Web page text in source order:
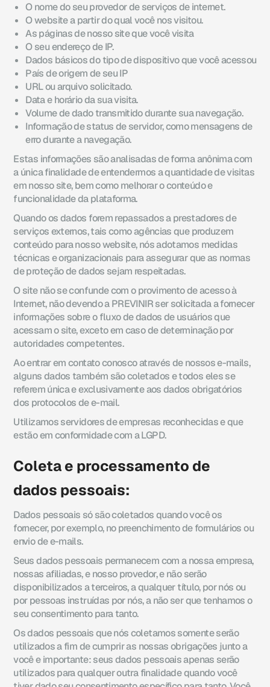
O nome do seu provedor de serviços de internet.
O website a partir do qual você nos visitou.
As páginas de nosso site que você visita
O seu endereço de IP.
Dados básicos do tipo de dispositivo que você acessou
País de origem de seu IP
URL ou arquivo solicitado.
Data e horário da sua visita.
Volume de dado transmitido durante sua navegação.
Informação de status de servidor, como mensagens de
erro durante a navegação.
Estas informações são analisadas de forma anônima com
a única finalidade de entendermos a quantidade de visitas
em nosso site, bem como melhorar o conteúdo e
funcionalidade da plataforma.
Quando os dados forem repassados a prestadores de
serviços externos, tais como agências que produzem
conteúdo para nosso website, nós adotamos medidas
técnicas e organizacionais para assegurar que as normas
de proteção de dados sejam respeitadas.
O site não se confunde com o provimento de acesso à
Internet, não devendo a PREVINIR ser solicitada a fornecer
informações sobre o fluxo de dados de usuários que
acessam o site, exceto em caso de determinação por
autoridades competentes.
Ao entrar em contato conosco através de nossos e-mails,
alguns dados também são coletados e todos eles se
referem única e exclusivamente aos dados obrigatórios
dos protocolos de e-mail.
Utilizamos servidores de empresas reconhecidas e que
estão em conformidade com a LGPD.
Coleta e processamento de
dados pessoais:
Dados pessoais só são coletados quando você os
fornecer, por exemplo, no preenchimento de formulários ou
envio de e-mails.
Seus dados pessoais permanecem com a nossa empresa,
nossas afiliadas, e nosso provedor, e não serão
disponibilizados a terceiros, a qualquer título, por nós ou
por pessoas instruídas por nós, a não ser que tenhamos o
seu consentimento para tanto.
Os dados pessoais que nós coletamos somente serão
utilizados a fim de cumprir as nossas obrigações junto a
você e importante: seus dados pessoais apenas serão
utilizados para qualquer outra finalidade quando você